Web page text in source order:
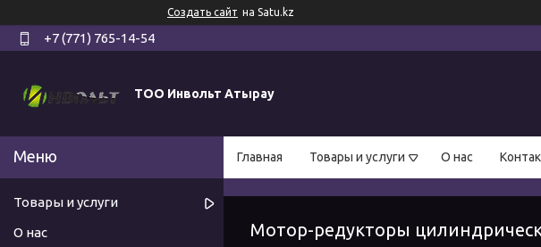
Создать сайт на Satu.kz
+7 (771) 765-14-54
ТОО Инвольт Атырау
Главная Товары и услуги О нас
Мотор-редукторы
Товары и услуги
О нас